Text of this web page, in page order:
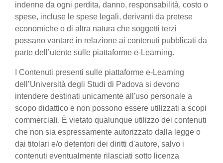
indenne da ogni perdita, danno, responsabilità, costo o
spese, incluse le spese legali, derivanti da pretese
economiche o di altra natura che soggetti terzi
possano vantare in relazione ai contenuti pubblicati da
parte dell’utente sulle piattaforme e-Learning.
I Contenuti presenti sulle piattaforme e-Learning
dell’Università degli Studi di Padova si devono
intendere destinati unicamente all'uso personale a
scopo didattico e non possono essere utilizzati a scopi
commerciali. È vietato qualunque utilizzo dei contenuti
che non sia espressamente autorizzato dalla legge o
dai titolari e/o detentori dei diritti d'autore, salvo i
contenuti eventualmente rilasciati sotto licenza